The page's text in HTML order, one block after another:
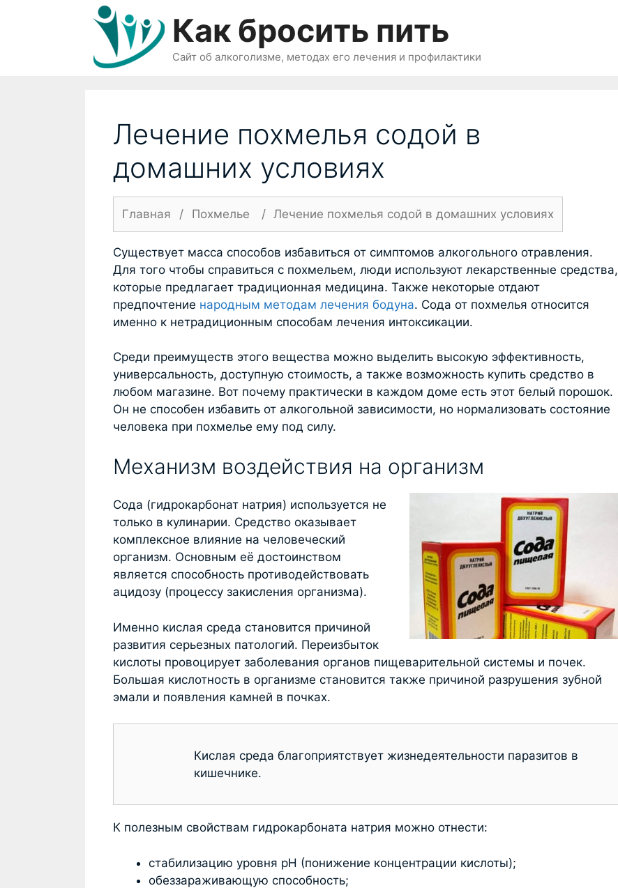
Как бросить пить
Сайт об алкоголизме, методах его лечения и профилактики
Лечение похмелья содой в
домашних условиях
Главная / Похмелье / Лечение похмелья содой в домашних условиях
Существует масса способов избавиться от симптомов алкогольного отравления.
Для того чтобы справиться с похмельем, люди используют лекарственные средства,
которые предлагает традиционная медицина. Также некоторые отдают
предпочтение народным методам лечения бодуна. Сода от похмелья относится
именно к нетрадиционным способам лечения интоксикации.
Среди преимуществ этого вещества можно выделить высокую эффективность,
универсальность, доступную стоимость, а также возможность купить средство в
любом магазине. Вот почему практически в каждом доме есть этот белый порошок.
Он не способен избавить от алкогольной зависимости, но нормализовать состояние
человека при похмелье ему под силу.
Механизм воздействия на организм
Сода (гидрокарбонат натрия) используется не
только в кулинарии. Средство оказывает
комплексное влияние на человеческий
организм. Основным её достоинством
является способность противодействовать
ацидозу (процессу закисления организма).
Именно кислая среда становится причиной
развития серьезных патологий. Переизбыток
кислоты провоцирует заболевания органов пищеварительной системы и почек.
Большая кислотность в организме становится также причиной разрушения зубной
эмали и появления камней в почках.
Кислая среда благоприятствует жизнедеятельности паразитов в
кишечнике.
К полезным свойствам гидрокарбоната натрия можно отнести:
стабилизацию уровня pH (понижение концентрации кислоты);
обеззараживающую способность;